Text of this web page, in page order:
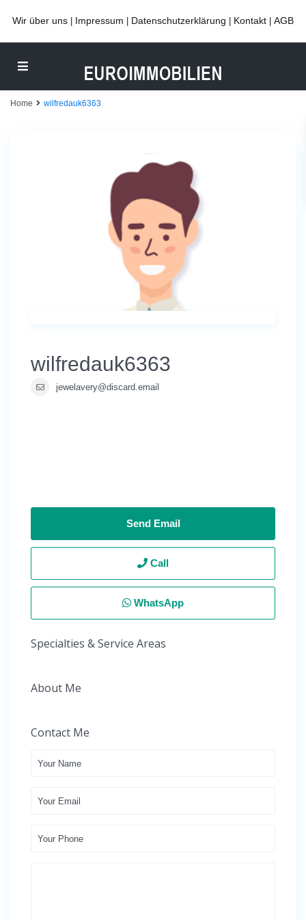
Wir über uns Impressum Datenschutzerklärung Kontakt AGB
Home wilfredauk6363
wilfredauk6363
jewelavery@discard.email
Send Email
Call
WhatsApp
Specialties & Service Areas
About Me
Contact Me